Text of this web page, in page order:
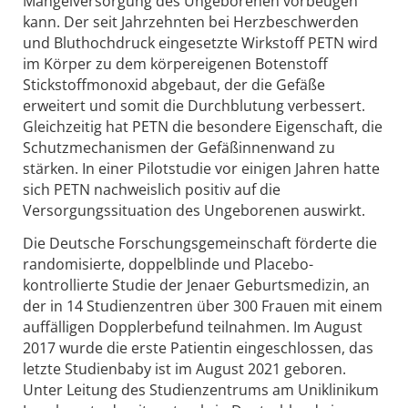
kann. Der seit Jahrzehnten bei Herzbeschwerden
und Bluthochdruck eingesetzte Wirkstoff PETN wird
im Körper zu dem körpereigenen Botenstoff
Stickstoffmonoxid abgebaut, der die Gefäße
erweitert und somit die Durchblutung verbessert.
Gleichzeitig hat PETN die besondere Eigenschaft, die
Schutzmechanismen der Gefäßinnenwand zu
stärken. In einer Pilotstudie vor einigen Jahren hatte
sich PETN nachweislich positiv auf die
Versorgungssituation des Ungeborenen auswirkt.
Die Deutsche Forschungsgemeinschaft förderte die
randomisierte, doppelblinde und Placebo-
kontrollierte Studie der Jenaer Geburtsmedizin, an
der in 14 Studienzentren über 300 Frauen mit einem
auffälligen Dopplerbefund teilnahmen. Im August
2017 wurde die erste Patientin eingeschlossen, das
letzte Studienbaby ist im August 2021 geboren.
Unter Leitung des Studienzentrums am Uniklinikum